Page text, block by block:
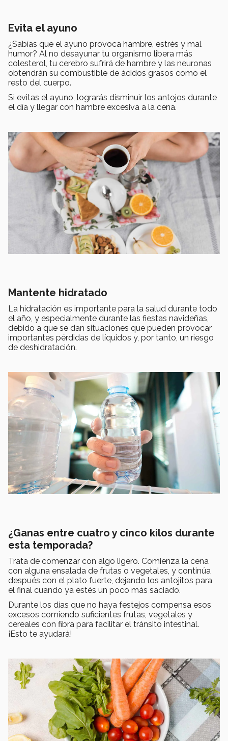
Evita el ayuno
¿Sabías que el ayuno provoca hambre, estrés y mal
humor? Al no desayunar tu organismo libera más
colesterol, tu cerebro sufrirá de hambre y las neuronas
obtendrán su combustible de ácidos grasos como el
resto del cuerpo.
Si evitas el ayuno, lograrás disminuir los antojos durante
el día y llegar con hambre excesiva a la cena.
Mantente hidratado
La hidratación es importante para la salud durante todo
el año, y especialmente durante las fiestas navideñas,
debido a que se dan situaciones que pueden provocar
importantes pérdidas de líquidos y, por tanto, un riesgo
de deshidratación.
¿Ganas entre cuatro y cinco kilos durante
esta temporada?
Trata de comenzar con algo ligero. Comienza la cena
con alguna ensalada de frutas o vegetales, y continúa
después con el plato fuerte, dejando los antojitos para
el final cuando ya estés un poco más saciado.
Durante los días que no haya festejos compensa esos
excesos comiendo suficientes frutas, vegetales y
cereales con fibra para facilitar el tránsito intestinal.
¡Esto te ayudará!